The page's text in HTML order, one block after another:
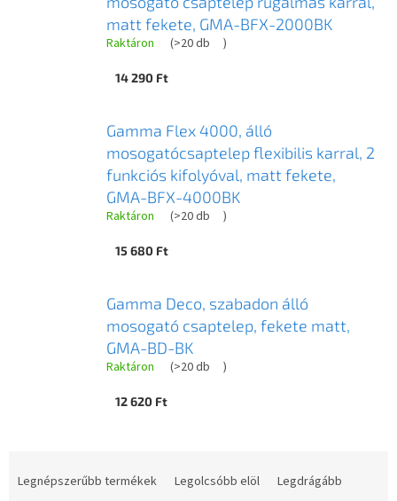
matt fekete, GMA-BFX-2000BK
Raktáron (>20 db )
14 290 Ft
Gamma Flex 4000, álló
mosogatócsaptelep flexibilis karral, 2
funkciós kifolyóval, matt fekete,
GMA-BFX-4000BK
Raktáron (>20 db )
15 680 Ft
Gamma Deco, szabadon álló
mosogató csaptelep, fekete matt,
GMA-BD-BK
Raktáron (>20 db )
12 620 Ft
Legnépszerűbb termékek Legolcsóbb elöl
Legdrágább